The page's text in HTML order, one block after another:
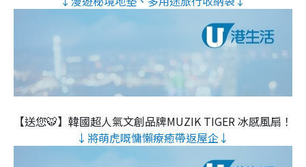
【送您🐯】韓國超人氣文創品牌MUZIK TIGER 冰感風扇！
↓將萌虎嘅慵懶療癒帶返屋企↓